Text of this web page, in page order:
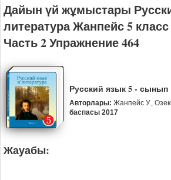
Дайын үй жұмыстары
литература Жанпейс 5 класс
Часть 2 Упражнение 464
Русский язык 5 - сынып
Авторлары: Жанпейс У.,
баспасы 2017
Жауабы: